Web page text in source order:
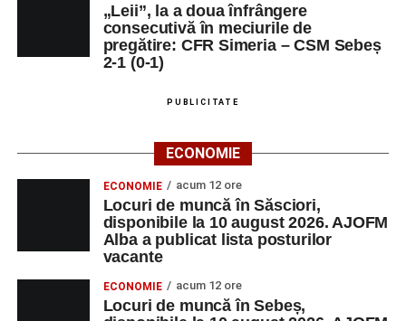
„Leii”, la a doua înfrângere
consecutivă în meciurile de
pregătire: CFR Simeria – CSM Sebeș
2-1 (0-1)
PUBLICITATE
ECONOMIE
ECONOMIE acum 12 ore
Locuri de muncă în Săsciori,
disponibile la 10 august 2026. AJOFM
Alba a publicat lista posturilor
vacante
ECONOMIE acum 12 ore
Locuri de muncă în Sebeș,